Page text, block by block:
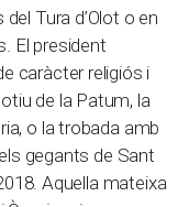
Tura d’Olot o en
El president
caràcter religiós i
de la Patum, la
o la trobada amb
gegants de Sant
Aquella mateixa